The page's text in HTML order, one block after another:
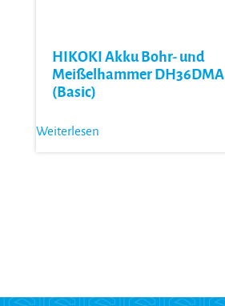
HIKOKI Akku Bohr- und
Meißelhammer DH36DMA
(Basic)
Weiterlesen